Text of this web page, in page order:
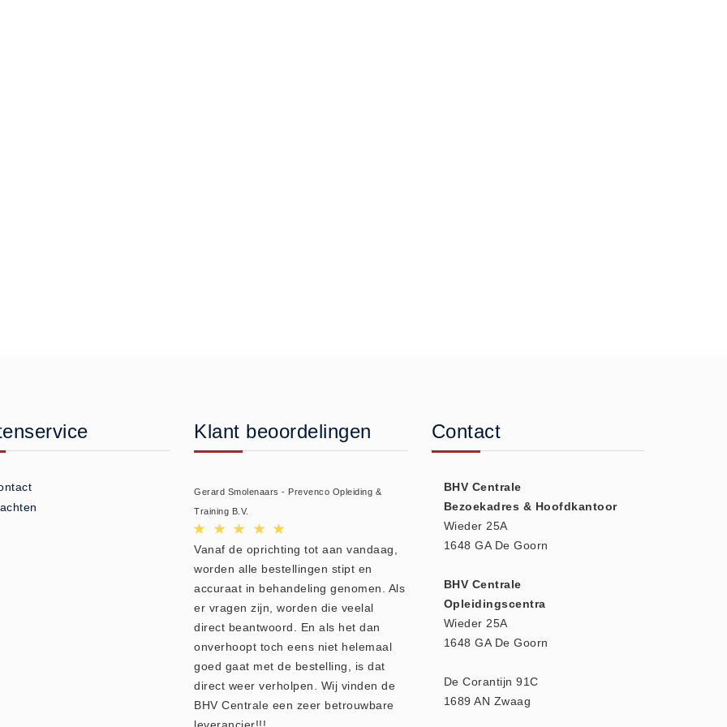
Klant beoordelingen
Gerard Smolenaars - Prevenco Opleiding &
Training B.V.
Vanaf de oprichting tot aan vandaag,
worden alle bestellingen stipt en
accuraat in behandeling genomen. Als
er vragen zijn, worden die veelal
direct beantwoord. En als het dan
onverhoopt toch eens niet helemaal
goed gaat met de bestelling, is dat
direct weer verholpen. Wij vinden de
BHV Centrale een zeer betrouwbare
Contact
BHV Centrale
Bezoekadres & Hoofdkantoor
Wieder 25A
1648 GA De Goorn
BHV Centrale
Opleidingscentra
Wieder 25A
1648 GA De Goorn
De Corantijn 91C
1689 AN Zwaag